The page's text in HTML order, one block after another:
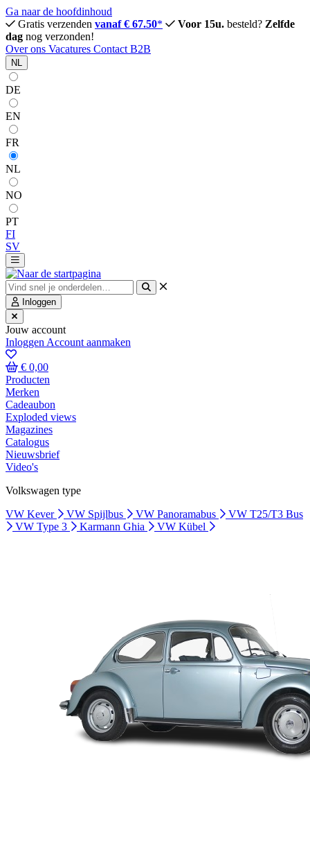
Ga naar de hoofdinhoud
Gratis verzenden vanaf € 67.50* Voor 15u. besteld? Zelfde
dag nog verzonden!
Over ons Vacatures Contact B2B
NL
DE
EN
FR
NL
NO
PT
FI
SV
Inloggen
Jouw account
Inloggen Account aanmaken
€ 0,00
Producten
Merken
Cadeaubon
Exploded views
Magazines
Catalogus
Nieuwsbrief
Video's
Volkswagen type
VW Kever
VW Spijlbus VW Panoramabus
VW T25/T3 Bus
VW Type 3
Karmann Ghia VW Kübel